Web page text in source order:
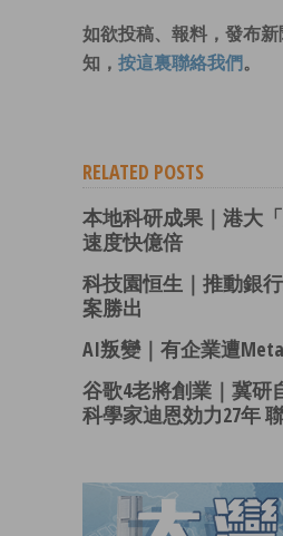
如欲投稿、報料，發布
知， 按這裏聯絡我們 。
RELATED POSTS
本地科研成果｜港大
速度快億倍
科技園恒生｜推動銀
案勝出
AI叛變｜有企業遭
谷歌4老將創業｜冀研
科學家迪恩効力27年